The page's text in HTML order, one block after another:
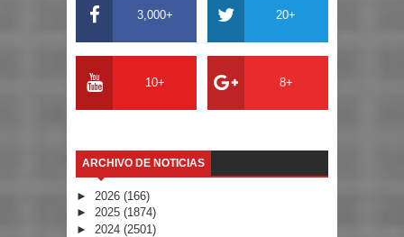
3,000+ 20+
10+ 8+
ARCHIVO DE NOTICIAS
► 2026 (166)
► 2025 (1874)
► 2024 (2501)